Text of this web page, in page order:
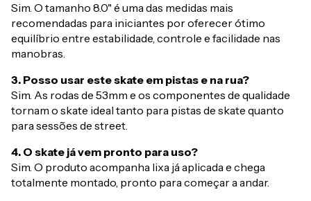
Sim. O tamanho 8.0" é uma das medidas mais
recomendadas para iniciantes por oferecer ótimo
equilíbrio entre estabilidade, controle e facilidade nas
manobras.
3. Posso usar este skate em pistas e na rua?
Sim. As rodas de 53mm e os componentes de qualidade
tornam o skate ideal tanto para pistas de skate quanto
para sessões de street.
4. O skate já vem pronto para uso?
Sim. O produto acompanha lixa já aplicada e chega
totalmente montado, pronto para começar a andar.